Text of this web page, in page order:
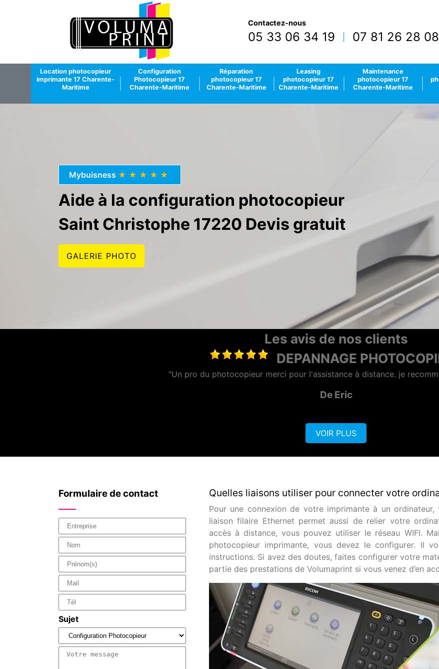
Contactez-nous
05 33 06 34 19 07 81 26 28 08
Location photocopieur
imprimante 17 Charente-
Maritime
Configuration
Photocopieur 17
Charente-Maritime
Réparation
photocopieur 17
Charente-Maritime
Leasing
photocopieur 17
Charente-Maritime
Maintenance
photocopieur 17
Charente-Maritime
Mybuisness ★★★★★
Aide à la configuration photocopieur
Saint Christophe 17220 Devis gratuit
GALERIE PHOTO
Les avis de nos clients
MAINTENANCE
"Entreprise sérieuse et réactive, dotée d'une bonne équipe
De AZERO
VOIR PLUS
Formulaire de contact
Sujet
Quelles liaisons utiliser pour connecter votre
Pour une connexion de votre imprimante à un
liaison filaire Ethernet permet aussi de relier votre
accès à distance, vous pouvez utiliser le réseau WIFI.
photocopieur imprimante, vous devez le configurer. Il
instructions. Si avez des doutes, faites configurer votre
partie des prestations de Volumaprint si vous venez d’en